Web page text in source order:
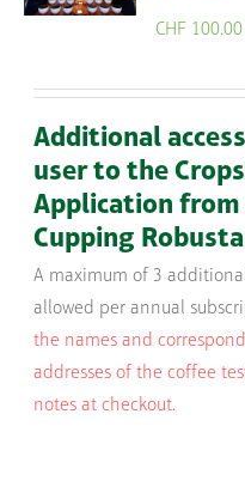
CHF 100.00
Additional
user to the
Application
Cupping Robusta
A maximum of 3
allowed per annual
the names and
addresses of the coffee
notes at checkout.